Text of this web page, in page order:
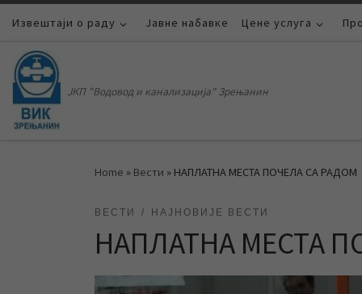
Skip to content
Извештаји о раду Јавне набавке Цене услуга
ЈКП "Водовод и канализација" Зрењанин
Home » Вести » НАПЛАТНА МЕСТА ПОЧЕЛА СА РАДОМ
ВЕСТИ НАЈНОВИЈЕ ВЕСТИ
НАПЛАТНА МЕСТА